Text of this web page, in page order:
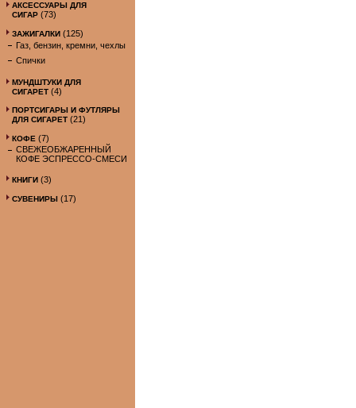
АКСЕССУАРЫ ДЛЯ
СИГАР (73)
ЗАЖИГАЛКИ (125)
Газ, бензин, кремни, чехлы
Спички
МУНДШТУКИ ДЛЯ
СИГАРЕТ (4)
ПОРТСИГАРЫ И ФУТЛЯРЫ
ДЛЯ СИГАРЕТ (21)
КОФЕ (7)
СВЕЖЕОБЖАРЕННЫЙ
КОФЕ ЭСПРЕССО-СМЕСИ
КНИГИ (3)
СУВЕНИРЫ (17)